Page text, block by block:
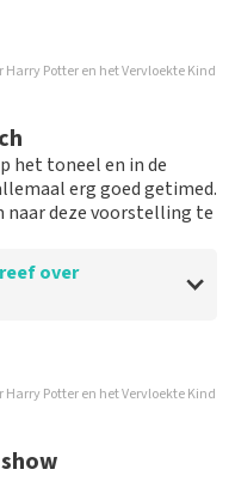
Potter en het Vervloekte Kind
het toneel en in de
erg goed getimed.
naar deze voorstelling te
over
Potter en het Vervloekte Kind